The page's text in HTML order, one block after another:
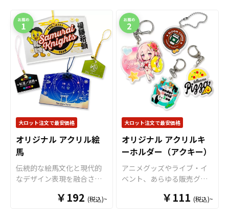
大ロット注文で最安価格
オリジナル アクリル絵
馬
伝統的な絵馬文化と現代的
なデザイン表現を融合させ
様のオリジナルデザインで
￥192 (税込)~
大ロット注文で最安価格
オリジナル アクリルキ
ーホルダー（アクキー）
アニメグッズやライブ・イ
ベント、あらゆる販売グッ
リルキーホルダー（アクキ
￥111 (税込)~